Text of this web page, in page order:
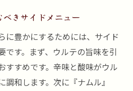
きサイドメニュー
に豊かにするためには、サイド
です。まず、ウルテの旨味を引
すすめです。辛味と酸味がウル
和します。次に『ナムル』